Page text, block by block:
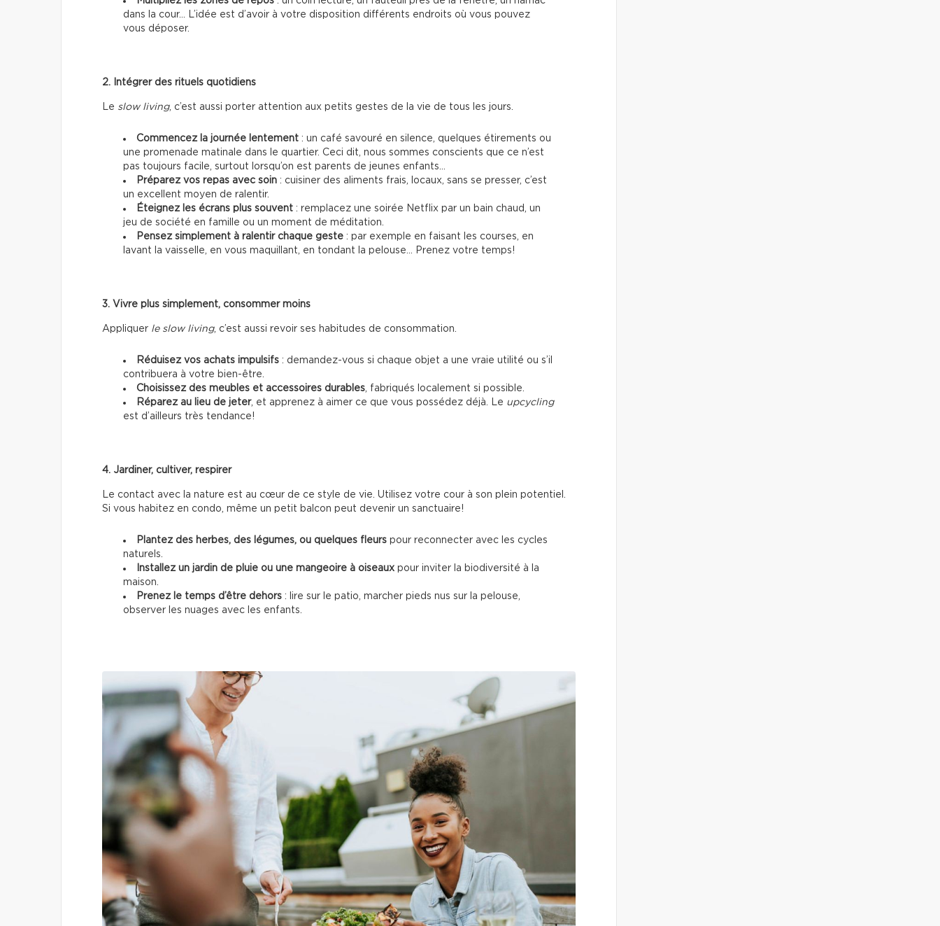
dans la cour… L’idée est d’avoir à votre disposition différents endroits où vous pouvez
vous déposer.
2. Intégrer des rituels quotidiens
Le slow living, c’est aussi porter attention aux petits gestes de la vie de tous les jours.
Commencez la journée lentement : un café savouré en silence, quelques étirements ou
une promenade matinale dans le quartier. Ceci dit, nous sommes conscients que ce n’est
pas toujours facile, surtout lorsqu’on est parents de jeunes enfants…
Préparez vos repas avec soin : cuisiner des aliments frais, locaux, sans se presser, c’est
un excellent moyen de ralentir.
Éteignez les écrans plus souvent : remplacez une soirée Netflix par un bain chaud, un
jeu de société en famille ou un moment de méditation.
Pensez simplement à ralentir chaque geste : par exemple en faisant les courses, en
lavant la vaisselle, en vous maquillant, en tondant la pelouse… Prenez votre temps!
3. Vivre plus simplement, consommer moins
Appliquer le slow living, c’est aussi revoir ses habitudes de consommation.
Réduisez vos achats impulsifs : demandez-vous si chaque objet a une vraie utilité ou s’il
contribuera à votre bien-être.
Choisissez des meubles et accessoires durables, fabriqués localement si possible.
Réparez au lieu de jeter, et apprenez à aimer ce que vous possédez déjà. Le upcycling
est d’ailleurs très tendance!
4. Jardiner, cultiver, respirer
Le contact avec la nature est au cœur de ce style de vie. Utilisez votre cour à son plein potentiel.
Si vous habitez en condo, même un petit balcon peut devenir un sanctuaire!
Plantez des herbes, des légumes, ou quelques fleurs pour reconnecter avec les cycles
naturels.
Installez un jardin de pluie ou une mangeoire à oiseaux pour inviter la biodiversité à la
maison.
Prenez le temps d’être dehors : lire sur le patio, marcher pieds nus sur la pelouse,
observer les nuages avec les enfants.